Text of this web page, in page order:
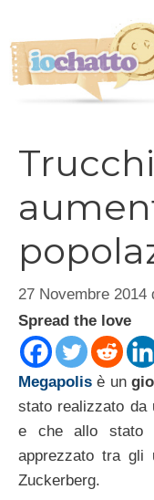
contenuto
27 Novembre 2014
Spread the love
Megapolis è un
stato realizzato da
e che allo stato
apprezzato tra gli
Zuckerberg.